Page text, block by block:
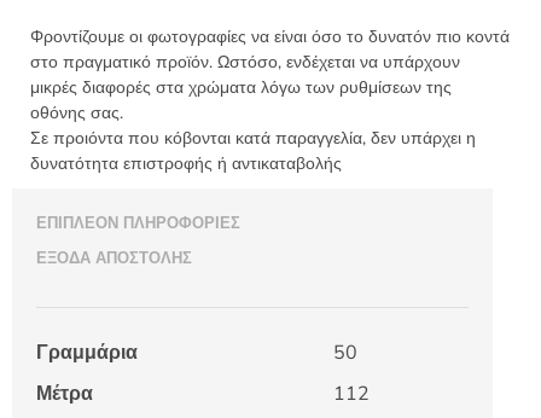
112μ.
ποσότητα
Φροντίζουμε οι φωτογραφίες να είναι όσο το δυνατόν πιο κοντά
στο πραγματικό προϊόν. Ωστόσο, ενδέχεται να υπάρχουν
μικρές διαφορές στα χρώματα λόγω των ρυθμίσεων της
οθόνης σας.
Σε προιόντα που κόβονται κατά παραγγελία, δεν υπάρχει η
δυνατότητα επιστροφής ή αντικαταβολής
ΕΠΙΠΛΈΟΝ ΠΛΗΡΟΦΟΡΊΕΣ
ΈΞΟΔΑ ΑΠΟΣΤΟΛΉΣ
Γραμμάρια
50
Μέτρα
112